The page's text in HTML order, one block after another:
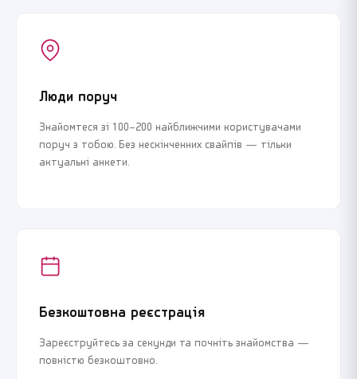
Люди поруч
Знайомтеся зі 100–200 найближчими користувачами
поруч з тобою. Без нескінченних свайпів — тільки
актуальні анкети.
Безкоштовна реєстрація
Зареєструйтесь за секунди та почніть знайомства —
повністю безкоштовно.